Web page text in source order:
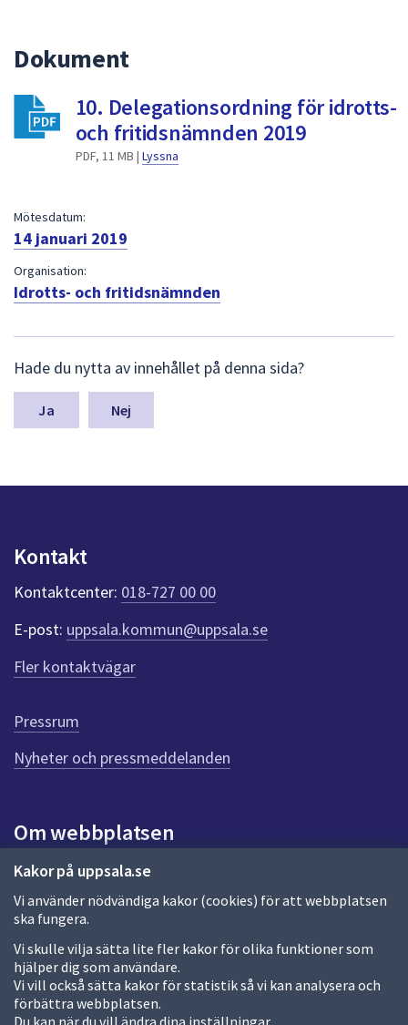
för
att
Kakor på uppsala.se
Vi använder nödvändiga kakor (cookies) för att webbplatsen
ska fungera.
Vi skulle vilja sätta lite fler kakor för olika funktioner som
hjälper dig som användare.
Vi vill också sätta kakor för statistik så vi kan analysera och
förbättra webbplatsen.
Du kan när du vill ändra dina inställningar.
Dokument
10. Delegationsordning för idrotts-
och fritidsnämnden 2019
PDF, 11 MB | Lyssna
Mötesdatum:
14 januari 2019
Organisation:
Idrotts- och fritidsnämnden
ä
m
a
n
k
t
e
r
f
ö
r
e
n
n
a
d
a
Hade du nytta av innehållet på denna sida?
Nej
Kontakt
Kontaktcenter: 018-727 00 00
E-post: uppsala.kommun@uppsala.se
Fler kontaktvägar
Pressrum
Nyheter och pressmeddelanden
Om webbplatsen
Om webbplatsen
Allmänna handlingar och diarium
Behandling av personuppgifter
Kakor
Språk (other languages)